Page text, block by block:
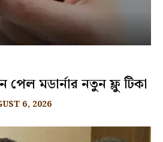
মডার্নার নতুন ফ্লু টিকা
6, 2026